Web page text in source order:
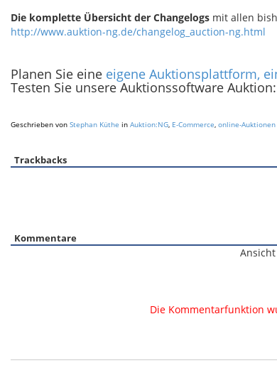
Die komplette Übersicht der Changelogs mit allen
http://www.auktion-ng.de/changelog_auction-ng.html
Planen Sie eine eigene Auktionsplattform,
Testen Sie unsere Auktionssoftware
Geschrieben von Stephan Küthe in Auktion:NG, E-Commerce, online-Auktionen
Trackbacks
Kommentare
Die Kommentarfunktion